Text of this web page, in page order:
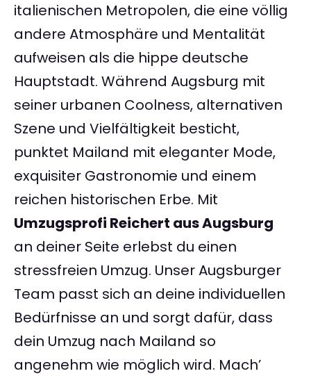
italienischen Metropolen, die eine völlig
andere Atmosphäre und Mentalität
aufweisen als die hippe deutsche
Hauptstadt. Während Augsburg mit
seiner urbanen Coolness, alternativen
Szene und Vielfältigkeit besticht,
punktet Mailand mit eleganter Mode,
exquisiter Gastronomie und einem
reichen historischen Erbe. Mit
Umzugsprofi Reichert aus Augsburg
an deiner Seite erlebst du einen
stressfreien Umzug. Unser Augsburger
Team passt sich an deine individuellen
Bedürfnisse an und sorgt dafür, dass
dein Umzug nach Mailand so
angenehm wie möglich wird. Mach’